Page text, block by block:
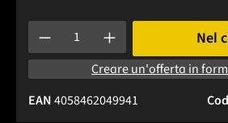
Quantità del prodotto: inserisci la
Nel
Creare un'offerta in
EAN4058462049941